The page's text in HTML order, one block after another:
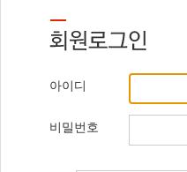
아이디
비밀번호